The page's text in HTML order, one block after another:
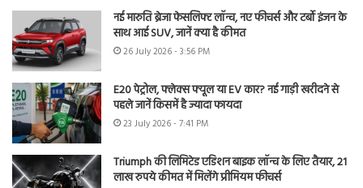
नई मारुति ब्रेजा फेसलिफ्ट लॉन्च, नए फीचर्स और टर्बो इंजन के
साथ आई SUV, जानें क्या है कीमत
26 July 2026 - 3:56 PM
E20 पेट्रोल, फ्लेक्स फ्यूल या EV कार? नई गाड़ी खरीदने से
पहले जानें किसमें है ज्यादा फायदा
23 July 2026 - 7:41 PM
Triumph की लिमिटेड एडिशन बाइक लॉन्च के लिए तैयार, 21
लाख रुपये कीमत में मिलेंगे प्रीमियम फीचर्स